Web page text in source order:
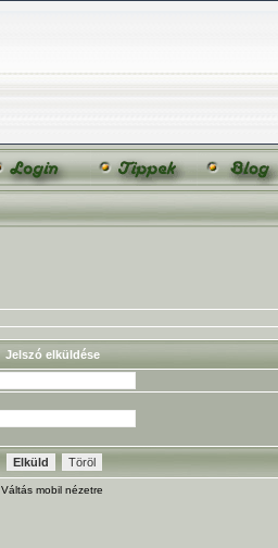
Jelszó elküldése
Váltás mobil nézetre